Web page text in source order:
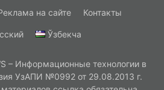
на сайте Контакты
Ўзбекча
– Информационные технологии в
УзАПИ №0992 от 29.08.2013 г.